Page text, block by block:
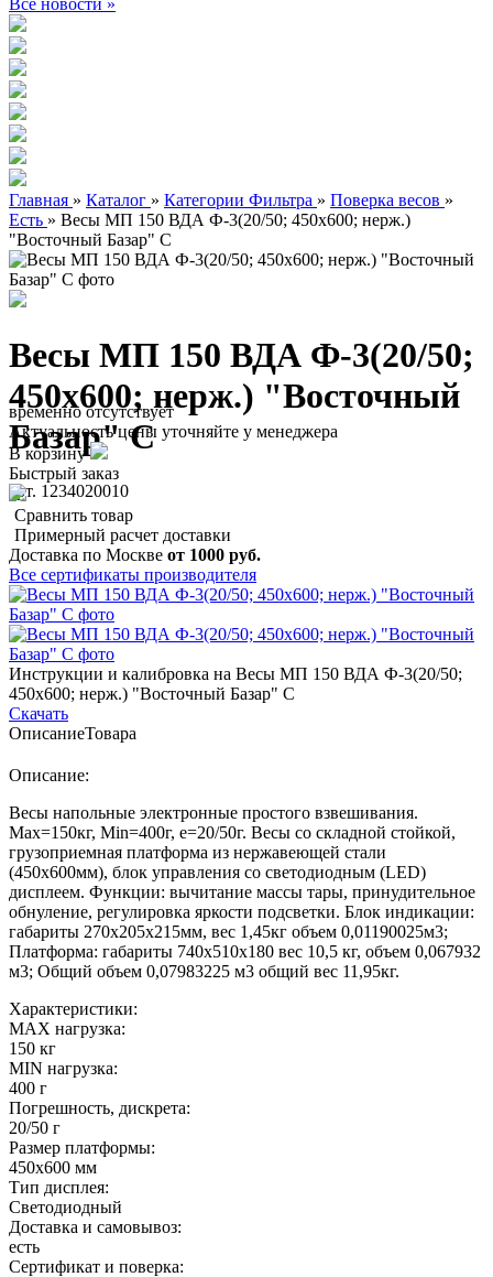
Все новости »
Главная » Каталог » Категории Фильтра » Поверка весов »
Есть » Весы МП 150 ВДА Ф-3(20/50; 450х600; нерж.)
"Восточный Базар" С
Весы МП 150 ВДА Ф-3(20/50;
450х600; нерж.) "Восточный
Базар" С
арт. 1234020010
временно отсутствует
Актуальность цены уточняйте у менеджера
В корзину
Быстрый заказ
Сравнить товар
Примерный расчет доставки
Доставка по Москве от 1000 руб.
Все сертификаты производителя
Инструкции и калибровка на Весы МП 150 ВДА Ф-3(20/50;
450х600; нерж.) "Восточный Базар" С
Скачать
ОписаниеТовара
Описание:
Весы напольные электронные простого взвешивания.
Мах=150кг, Min=400г, е=20/50г. Весы со складной стойкой,
грузоприемная платформа из нержавеющей стали
(450х600мм), блок управления со светодиодным (LED)
дисплеем. Функции: вычитание массы тары, принудительное
обнуление, регулировка яркости подсветки. Блок индикации:
габариты 270х205х215мм, вес 1,45кг объем 0,01190025м3;
Платформа: габариты 740х510х180 вес 10,5 кг, объем 0,067932
м3; Общий объем 0,07983225 м3 общий вес 11,95кг.
Характеристики:
MAX нагрузка:
150 кг
MIN нагрузка:
400 г
Погрешность, дискрета:
20/50 г
Размер платформы:
450х600 мм
Тип дисплея:
Светодиодный
Доставка и самовывоз:
есть
Сертификат и поверка: